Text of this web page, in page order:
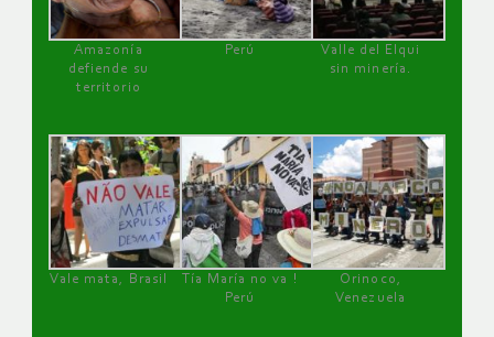
Amazonía
defiende su
territorio
Perú
Valle del Elqui
sin minería.
Vale mata, Brasil
Tía María no va !
Perú
Orinoco,
Venezuela